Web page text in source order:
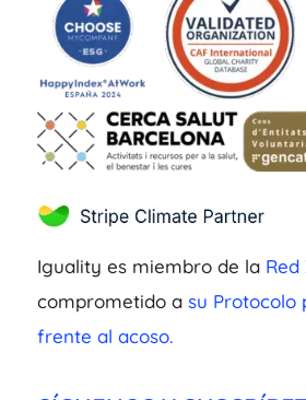
Iguality es miembro de la Red
comprometido a su Protocolo
frente al acoso.